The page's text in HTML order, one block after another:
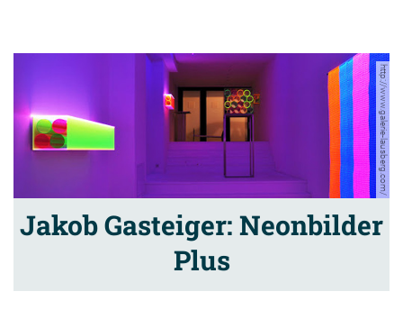
http://www.galerie-lausberg.com/
Jakob Gasteiger: Neonbilder
Plus